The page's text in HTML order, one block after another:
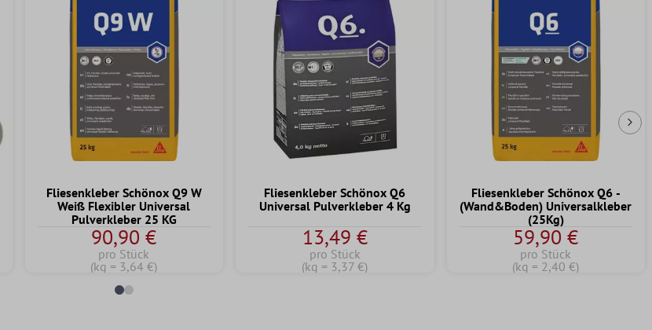
Fliesenkleber Schönox Q9 W
Weiß Flexibler Universal
Pulverkleber 25 KG
90,90 €
pro Stück
(kg = 3,64 €)
Fliesenkleber Schönox Q6
Universal Pulverkleber 4 Kg
13,49 €
pro Stück
(kg = 3,37 €)
Fliesenkleber Schönox Q6 -
(Wand&Boden) Universalkleber
(25Kg)
59,90 €
pro Stück
(kg = 2,40 €)